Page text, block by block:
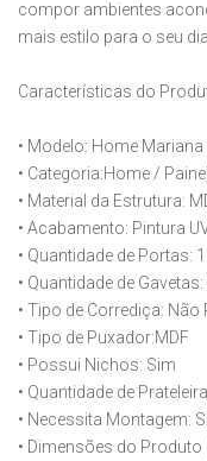
compor ambientes
mais estilo para o seu dia
Características do
• Modelo: Home
• Categoria:Home /
• Material da Estrutura:
• Acabamento: Pintura
• Quantidade de Portas:
• Quantidade de
• Tipo de Corrediça: Não
• Tipo de Puxador:MDF
• Possui Nichos: Sim
• Quantidade de
• Necessita Montagem:
• Dimensões do Produto